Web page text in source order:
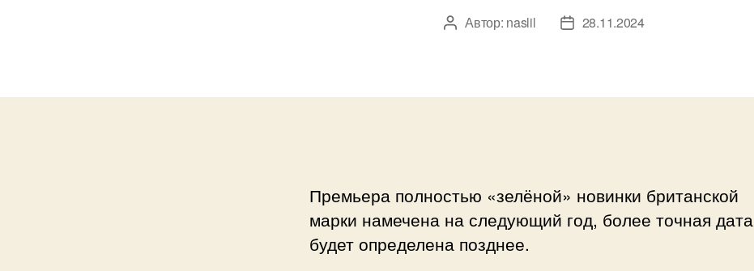
Автор
Автор: naslil
Дата28.11.2024
Премьера полностью «зелёной» новинки британской
марки намечена на следующий год, более точная дата
будет определена позднее.